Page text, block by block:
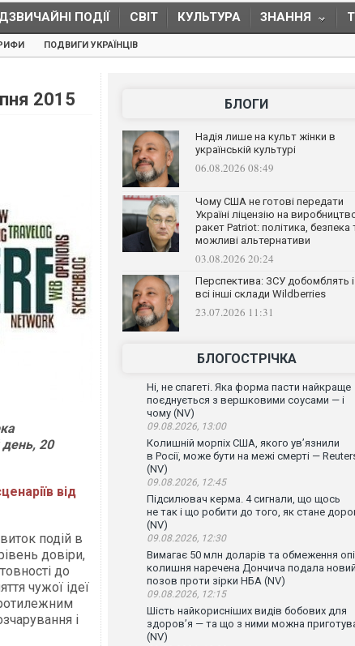
ПОДІЇ СВІТ КУЛЬТУРА ЗНАННЯ
ПОДВИГИ УКРАЇНЦІВ
2015
день, 20
від
подій в
довіри,
до
чужої ідеї
і
БЛОГИ
Надія лише на культ жінки в
українській культурі
06.08.2026 08:49
Чому США не готові передати
Україні ліцензію на
ракет Patriot: політика, безпека
можливі альтернативи
03.08.2026 20:24
Перспектива: ЗСУ добомблять і
всі інші склади Wildberries
23.07.2026 11:31
БЛОГОСТРІЧКА
Ні, не спагеті. Яка форма пасти найкраще
поєднується з вершковими соусами — і
чому (NV)
09.08.2026, 13:00
Колишній морпіх США, якого ув’язнили
в Росії, може бути на межі смерті —
(NV)
09.08.2026, 12:45
Підсилювач керма. 4 сигнали, що щось
не так і що робити до того, як стане
(NV)
09.08.2026, 12:30
Вимагає 50 млн доларів та обмеження
колишня наречена Дончича подала новий
позов проти зірки НБА (NV)
09.08.2026, 12:15
Шість найкорисніших видів бобових для
здоров’я — та що з ними можна
(NV)